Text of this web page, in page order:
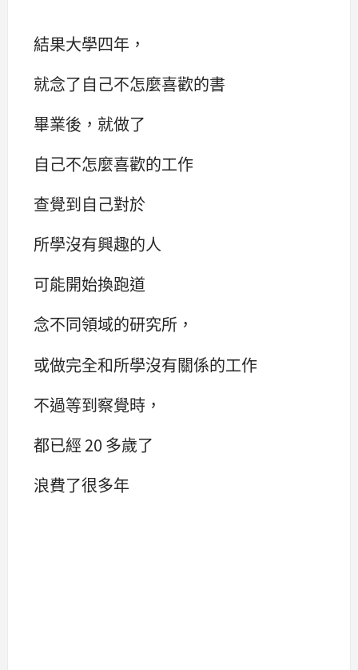
結果大學四年，
就念了自己不怎麼喜歡的書
畢業後，就做了
自己不怎麼喜歡的工作
查覺到自己對於
所學沒有興趣的人
可能開始換跑道
念不同領域的研究所，
或做完全和所學沒有關係的工作
不過等到察覺時，
都已經 20 多歲了
浪費了很多年